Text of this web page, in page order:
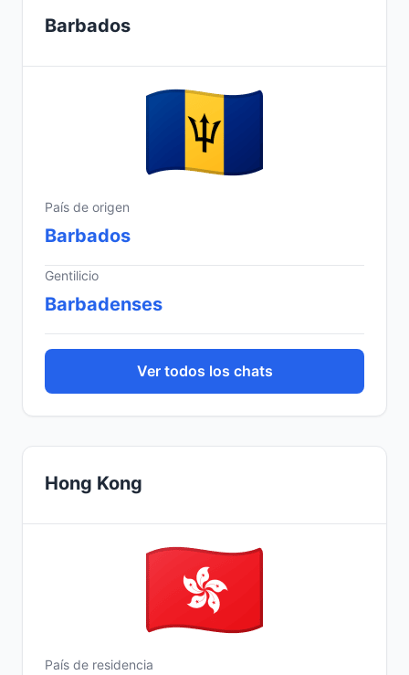
Barbados
País de origen
Barbados
Gentilicio
Barbadenses
Ver todos los chats
Hong Kong
País de residencia